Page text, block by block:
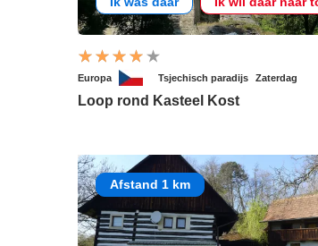
Europa Tsjechisch paradijs Zaterdag
Loop rond Kasteel Kost
Afstand 1 km